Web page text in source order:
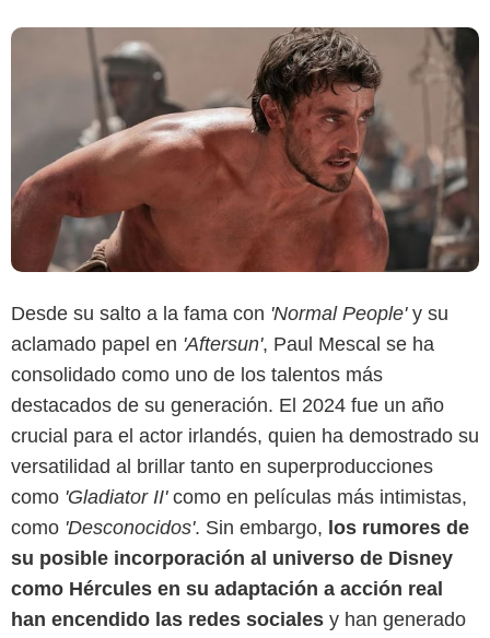
Desde su salto a la fama con 'Normal People'y su
aclamado papel en 'Aftersun', Paul Mescal se ha
consolidado como uno de los talentos más
destacados de su generación. El 2024 fue un año
crucial para el actor irlandés, quien ha demostrado su
versatilidad al brillar tanto en superproducciones
como 'Gladiator II' como en películas más intimistas,
como 'Desconocidos'. Sin embargo, los rumores de
su posible incorporación al universo de Disney
como Hércules en su adaptación a acción real
han encendido las redes sociales y han generado